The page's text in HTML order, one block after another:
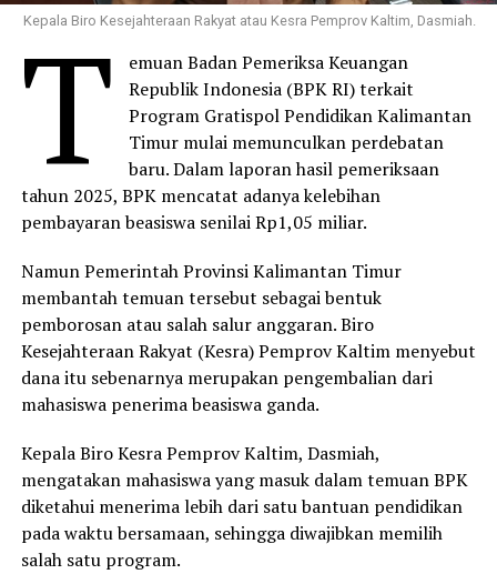
Kepala Biro Kesejahteraan Rakyat atau Kesra Pemprov Kaltim, Dasmiah.
T
emuan Badan Pemeriksa Keuangan
Republik Indonesia (BPK RI) terkait
Program Gratispol Pendidikan Kalimantan
Timur mulai memunculkan perdebatan
baru. Dalam laporan hasil pemeriksaan
tahun 2025, BPK mencatat adanya kelebihan
pembayaran beasiswa senilai Rp1,05 miliar.
Namun Pemerintah Provinsi Kalimantan Timur
membantah temuan tersebut sebagai bentuk
pemborosan atau salah salur anggaran. Biro
Kesejahteraan Rakyat (Kesra) Pemprov Kaltim menyebut
dana itu sebenarnya merupakan pengembalian dari
mahasiswa penerima beasiswa ganda.
Kepala Biro Kesra Pemprov Kaltim, Dasmiah,
mengatakan mahasiswa yang masuk dalam temuan BPK
diketahui menerima lebih dari satu bantuan pendidikan
pada waktu bersamaan, sehingga diwajibkan memilih
salah satu program.